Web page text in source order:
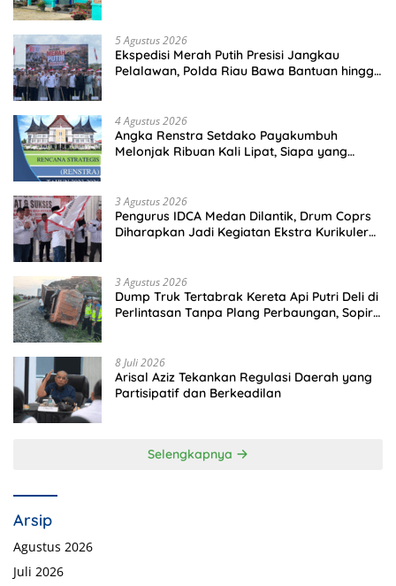
5 Agustus 2026
Ekspedisi Merah Putih Presisi Jangkau
Pelalawan, Polda Riau Bawa Bantuan hingga
4 Agustus 2026
Angka Renstra Setdako Payakumbuh
Melonjak Ribuan Kali Lipat, Siapa yang
3 Agustus 2026
Pengurus IDCA Medan Dilantik, Drum Coprs
Diharapkan Jadi Kegiatan Ekstra Kurikuler
3 Agustus 2026
Dump Truk Tertabrak Kereta Api Putri Deli di
Perlintasan Tanpa Plang Perbaungan, Sopir
8 Juli 2026
Arisal Aziz Tekankan Regulasi Daerah yang
Partisipatif dan Berkeadilan
Selengkapnya
Arsip
Agustus 2026
Juli 2026